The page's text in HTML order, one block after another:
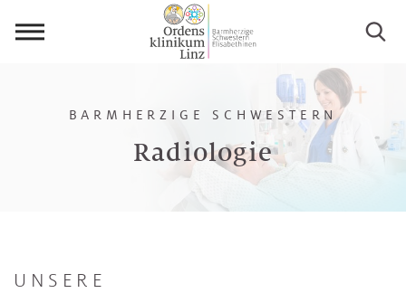
Radiologie
BARMHERZIGE SCHWESTERN
UNSERE